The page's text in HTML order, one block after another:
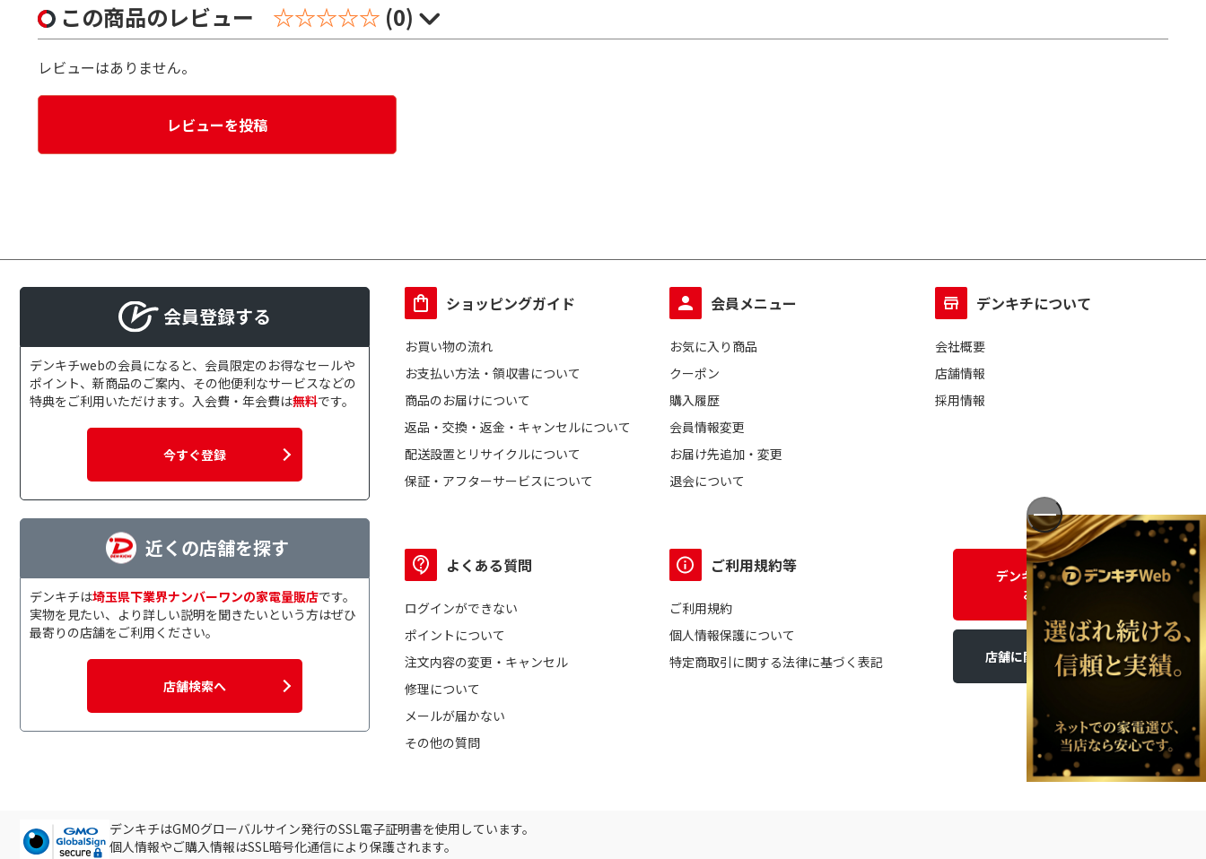
この商品のレビュー ☆☆☆☆☆ (0)
レビューはありません。
レビューを投稿
会員登録する
デンキチwebの会員になると、会員限定のお得なセールや
ポイント、新商品のご案内、その他便利なサービスなどの
特典をご利用いただけます。入会費・年会費は無料です。
今すぐ登録
近くの店舗を探す
デンキチは埼玉県下業界ナンバーワンの家電量販店です。
実物を見たい、より詳しい説明を聞きたいという方はぜひ
最寄りの店舗をご利用ください。
店舗検索へ
ショッピングガイド
お買い物の流れ
お支払い方法・領収書について
商品のお届けについて
返品・交換・返金・キャンセルについて
配送設置とリサイクルについて
保証・アフターサービスについて
会員メニュー
お気に入り商品
クーポン
購入履歴
会員情報変更
お届け先追加・変更
退会について
デンキチについて
会社概要
店舗情報
採用情報
よくある質問
ログインができない
ポイントについて
注文内容の変更・キャンセル
修理について
メールが届かない
その他の質問
ご利用規約等
ご利用規約
個人情報保護について
特定商取引に関する法律に基づく表記
デンキチWEBに関する
お問い合わせ
店舗に関するお問い合わせ
デンキチはGMOグローバルサイン発行のSSL電子証明書を使用しています。
個人情報やご購入情報はSSL暗号化通信により保護されます。